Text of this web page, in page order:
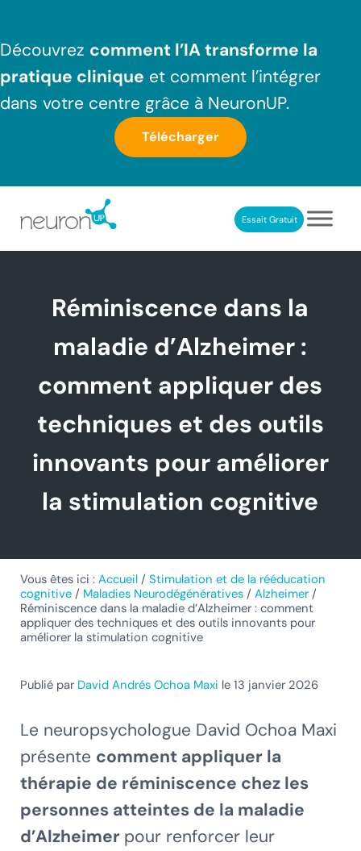
Découvrez comment l’IA transforme la
pratique clinique et comment l’intégrer
dans votre centre grâce à NeuronUP.
Télécharger
Essait Gratuit
Réminiscence dans la
maladie d’Alzheimer :
comment appliquer des
techniques et des outils
innovants pour améliorer
la stimulation cognitive
Vous êtes ici : Accueil / Stimulation et de la rééducation
cognitive / Maladies Neurodégénératives / Alzheimer /
Réminiscence dans la maladie d’Alzheimer : comment
appliquer des techniques et des outils innovants pour
améliorer la stimulation cognitive
Publié par David Andrés Ochoa Maxi le 13 janvier 2026
Le neuropsychologue David Ochoa Maxi
présente comment appliquer la
thérapie de réminiscence chez les
personnes atteintes de la maladie
d’Alzheimer pour renforcer leur